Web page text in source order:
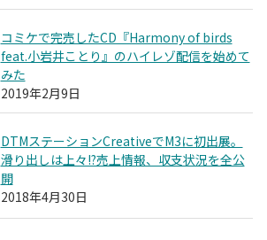
コミケで完売したCD『Harmony of birds
feat.小岩井ことり』のハイレゾ配信を始めて
みた
2019年2月9日
DTMステーションCreativeでM3に初出展。
滑り出しは上々!?売上情報、収支状況を全公
開
2018年4月30日